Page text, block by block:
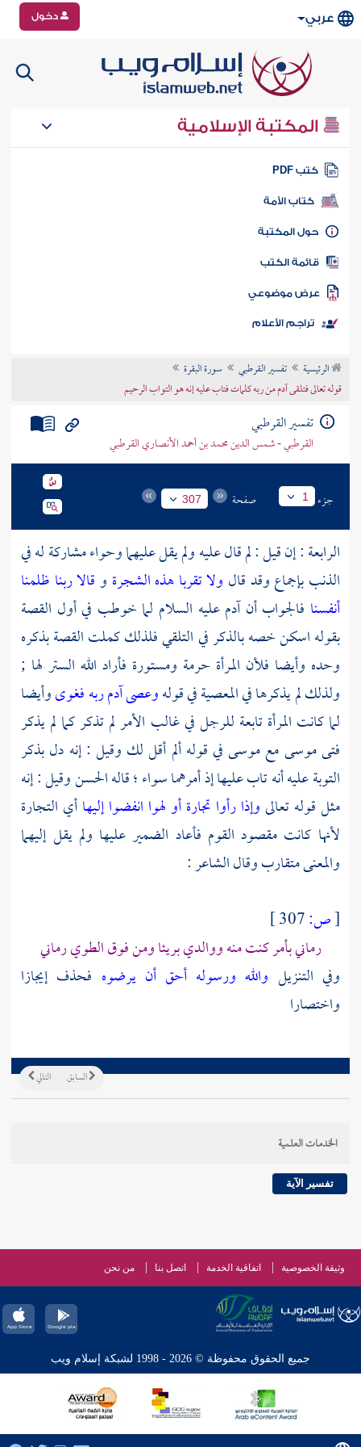
عربي دخول
المكتبة الإسلامية
كتب PDF
كتاب الأمة
المكتبة
الكتب
موضوعي
تراجم الأعلام
الرئيسية تفسير القرطبي
سورة البقرة
قوله تعالى فتلقى آدم من ربه كلمات فتاب عليه إنه هو التواب الرحيم
تفسير القرطبي
القرطبي - شمس الدين محمد بن أحمد الأنصاري القرطبي
جزء 1 صفحة 307
الرابعة : إن قيل : لم قال عليه ولم يقل عليهماوحواءمشاركة له في
الذنب بإجماع وقد قال ولا تقربا هذه الشجرة وقالا ربنا ظلمنا
أنفسنا فالجواب أنآدمعليه السلام لما خوطب في أول القصة
بقوله اسكن خصه بالذكر في التلقي فلذلك كملت القصة بذكره
وحده وأيضا فلأن المرأة حرمة ومستورة فأراد الله الستر لها ;
ولذلك لم يذكرها في المعصية في قولهوعصى آدم ربه فغوىوأيضا
لما كانت المرأة تابعة للرجل في غالب الأمر لم تذكر كما لم يذكر
فتىموسىمعموسىفي قوله ألم أقل لك وقيل : إنه دل بذكر
التوبة عليه أنه تاب عليها إذ أمرهما سواء ؛ قالهالحسنوقيل : إنه
مثل قوله تعالىوإذا رأوا تجارة أو لهوا انفضوا إليهاأي التجارة
لأنها كانت مقصود القوم فأعاد الضمير عليها ولم يقل إليهما
والمعنى متقارب وقال الشاعر :
[ص:
رماني بأمر كنت منه ووالدي بريئا ومن فوق الطوي رماني
وفي التنزيل والله ورسوله أحق أن يرضوه فحذف إيجازا
واختصارا
التالي السابق
الخدمات العلمية
تفسير الآية
وثيقة الخصوصية اتفاقية الخدمة اتصل بنا من نحن
جميع الحقوق محفوظة © 2026 - 1998 لشبكة إسلام ويب